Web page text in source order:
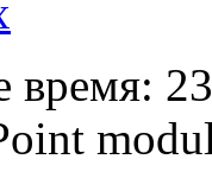
время: